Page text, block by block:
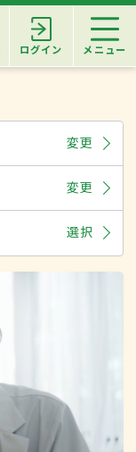
ログイン メニュー
変更
変更
選択